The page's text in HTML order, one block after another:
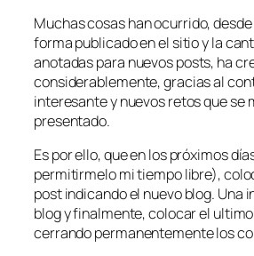
Muchas cosas han ocurrido,
forma publicado en el sitio y la
anotadas para nuevos posts, ha
considerablemente, gracias al
interesante y nuevos retos que se
presentado.
Es por ello, que en los próximos
permitirmelo mi tiempo libre),
post indicando el nuevo blog. Una
blog y finalmente, colocar el
cerrando permanentemente los